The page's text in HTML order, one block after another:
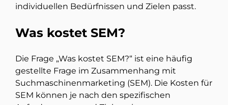
individuellen Bedürfnissen und Zielen passt.
Was kostet SEM?
Die Frage „Was kostet SEM?“ ist eine häufig
gestellte Frage im Zusammenhang mit
Suchmaschinenmarketing (SEM). Die Kosten für
SEM können je nach den spezifischen